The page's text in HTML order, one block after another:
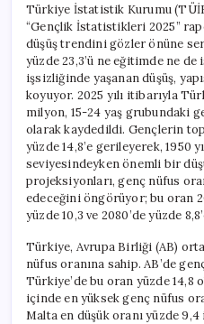
Türkiye İstatistik Kurumu
“Gençlik İstatistikleri 2025”
düşüş trendini gözler önüne
yüzde 23,3’ü ne eğitimde ne
işsizliğinde yaşanan düşüş,
koyuyor. 2025 yılı itibarıyla
milyon, 15-24 yaş grubundaki
olarak kaydedildi. Gençlerin
yüzde 14,8’e gerileyerek, 1950
seviyesindeyken önemli bir
projeksiyonları, genç nüfus
edeceğini öngörüyor; bu oran
yüzde 10,3 ve 2080’de yüzde
Türkiye, Avrupa Birliği (AB)
nüfus oranına sahip. AB’de
Türkiye’de bu oran yüzde 14,8
içinde en yüksek genç nüfus
Malta en düşük oranı yüzde